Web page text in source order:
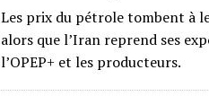
Les prix du pétrole tombent à
alors que l’Iran reprend ses
l’OPEP+ et les producteurs.